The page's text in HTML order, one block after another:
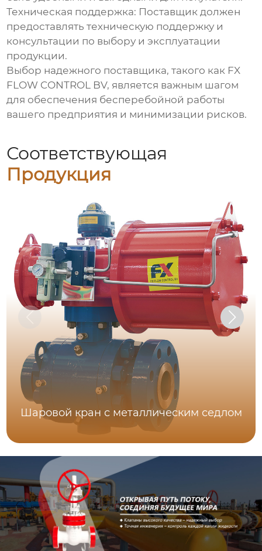
Техническая поддержка: Поставщик должен
предоставлять техническую поддержку и
консультации по выбору и эксплуатации
продукции.
Выбор надежного поставщика, такого как FX
FLOW CONTROL BV, является важным шагом
для обеспечения бесперебойной работы
вашего предприятия и минимизации рисков.
Соответствующая
Продукция
Шаровой кран с металлическим седлом